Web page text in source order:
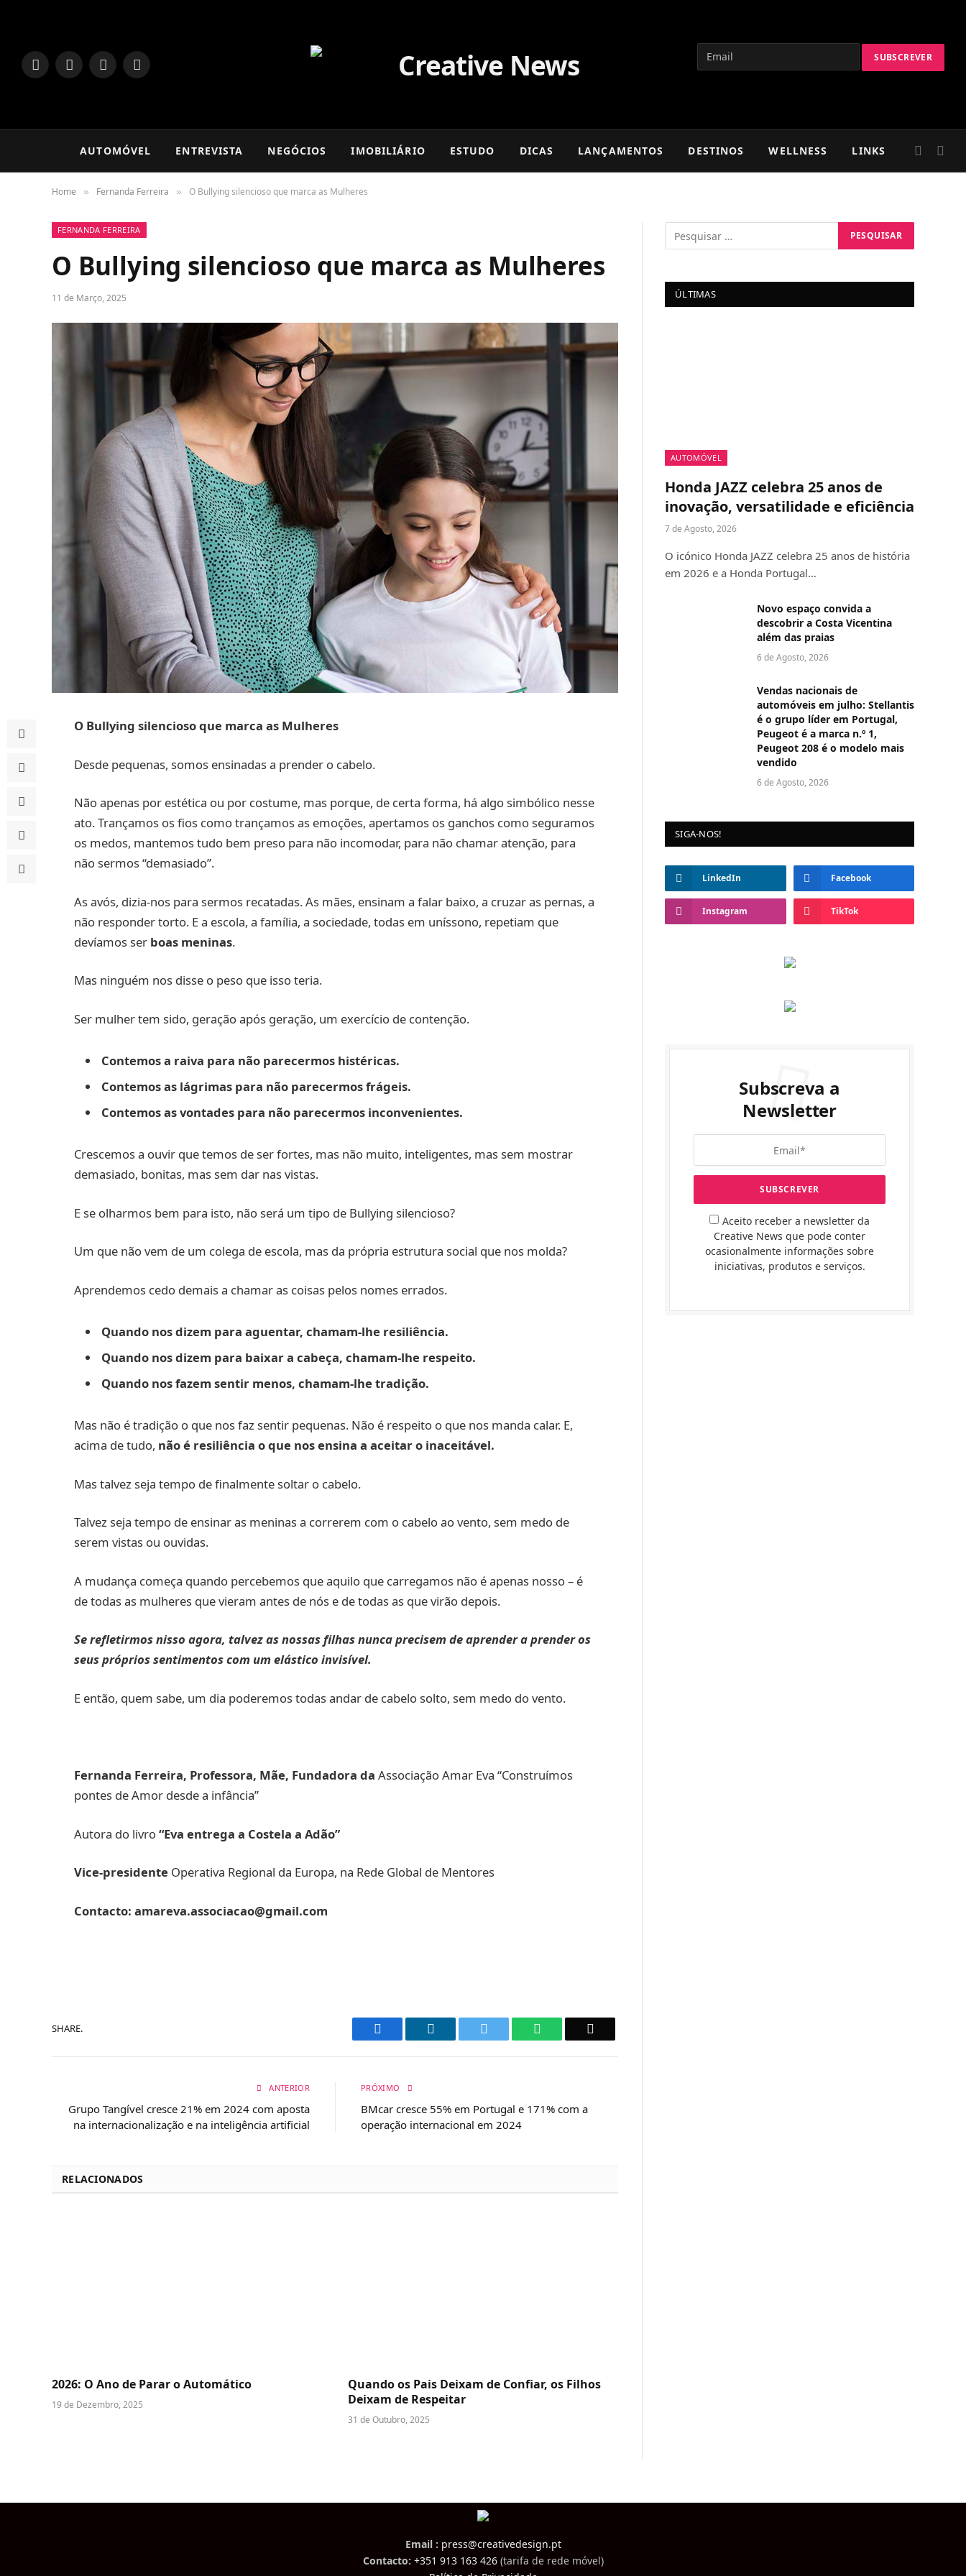
LinkedInFacebookInstagram
TikTok
AUTOMÓVEL ENTREVISTA NEGÓCIOS IMOBILIÁRIO ESTUDO DICAS LANÇAMENTOS DESTINOS WELLNESS LINKS
Home » Fernanda Ferreira » O Bullying silencioso que marca as Mulheres
FERNANDA FERREIRA
O Bullying silencioso que marca as Mulheres
11 de Março, 2025
O Bullying silencioso que marca as Mulheres
Desde pequenas, somos ensinadas a prender o cabelo.
Não apenas por estética ou por costume, mas porque, de certa forma, há algo simbólico nesse
ato. Trançamos os fios como trançamos as emoções, apertamos os ganchos como seguramos
os medos, mantemos tudo bem preso para não incomodar, para não chamar atenção, para
não sermos “demasiado”.
As avós, dizia-nos para sermos recatadas. As mães, ensinam a falar baixo, a cruzar as pernas, a
não responder torto. E a escola, a família, a sociedade, todas em uníssono, repetiam que
devíamos ser boas meninas.
Mas ninguém nos disse o peso que isso teria.
Ser mulher tem sido, geração após geração, um exercício de contenção.
Contemos a raiva para não parecermos histéricas.
Contemos as lágrimas para não parecermos frágeis.
Contemos as vontades para não parecermos inconvenientes.
Crescemos a ouvir que temos de ser fortes, mas não muito, inteligentes, mas sem mostrar
demasiado, bonitas, mas sem dar nas vistas.
E se olharmos bem para isto, não será um tipo de Bullying silencioso?
Um que não vem de um colega de escola, mas da própria estrutura social que nos molda?
Aprendemos cedo demais a chamar as coisas pelos nomes errados.
Quando nos dizem para aguentar, chamam-lhe resiliência.
Quando nos dizem para baixar a cabeça, chamam-lhe respeito.
Quando nos fazem sentir menos, chamam-lhe tradição.
Mas não é tradição o que nos faz sentir pequenas. Não é respeito o que nos manda calar. E,
acima de tudo, não é resiliência o que nos ensina a aceitar o inaceitável.
Mas talvez seja tempo de finalmente soltar o cabelo.
Talvez seja tempo de ensinar as meninas a correrem com o cabelo ao vento, sem medo de
serem vistas ou ouvidas.
A mudança começa quando percebemos que aquilo que carregamos não é apenas nosso – é
de todas as mulheres que vieram antes de nós e de todas as que virão depois.
Se refletirmos nisso agora, talvez as nossas filhas nunca precisem de aprender a prender os
seus próprios sentimentos com um elástico invisível.
E então, quem sabe, um dia poderemos todas andar de cabelo solto, sem medo do vento.
Fernanda Ferreira, Professora, Mãe, Fundadora da Associação Amar Eva “Construímos
pontes de Amor desde a infância”
Autora do livro“Eva entrega a Costela a Adão”
Vice-presidente Operativa Regional da Europa, na Rede Global de Mentores
Contacto: amareva.associacao@gmail.com
SHARE. Facebook LinkedIn WhatsApp
ANTERIOR
Grupo Tangível cresce 21% em 2024 com aposta
na internacionalização e na inteligência artificial
PRÓXIMO
BMcar cresce 55% em Portugal e 171% com a
operação internacional em 2024
RELACIONADOS
2026: O Ano de Parar o Automático
19 de Dezembro, 2025
Quando os Pais Deixam de Confiar, os Filhos
Deixam de Respeitar
31 de Outubro, 2025
ÚLTIMAS
AUTOMÓVEL
Honda JAZZ celebra 25 anos de
inovação, versatilidade e eficiência
7 de Agosto, 2026
O icónico Honda JAZZ celebra 25 anos de história
em 2026 e a Honda Portugal…
Novo espaço convida a
descobrir a Costa Vicentina
além das praias
6 de Agosto, 2026
Vendas nacionais de
automóveis em julho: Stellantis
é o grupo líder em Portugal,
Peugeot é a marca n.º 1,
Peugeot 208 é o modelo mais
vendido
6 de Agosto, 2026
SIGA-NOS!
LinkedIn Facebook
Instagram TikTok
Subscreva a
Newsletter
Aceito receber a newsletter da
Creative News que pode conter
ocasionalmente informações sobre
iniciativas, produtos e serviços.
Email : press@creativedesign.pt
Contacto: +351 913 163 426(tarifa de rede móvel)